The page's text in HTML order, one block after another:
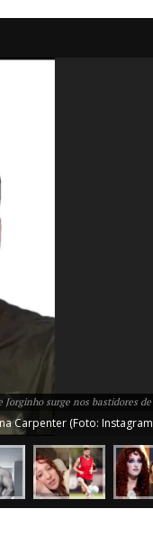
Anuncie
Contato
Termos de
RSS
Jorginho surge nos bastidores
Carpenter (Foto: